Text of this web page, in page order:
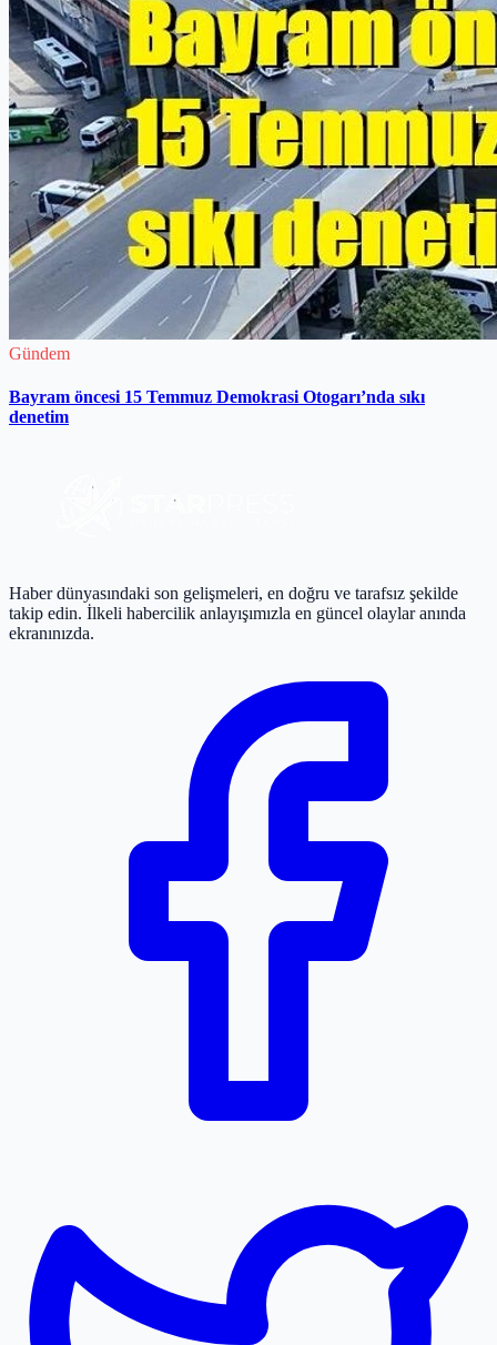
Gündem
Bayram öncesi 15 Temmuz Demokrasi Otogarı’nda sıkı
denetim
Haber dünyasındaki son gelişmeleri, en doğru ve tarafsız şekilde
takip edin. İlkeli habercilik anlayışımızla en güncel olaylar anında
ekranınızda.